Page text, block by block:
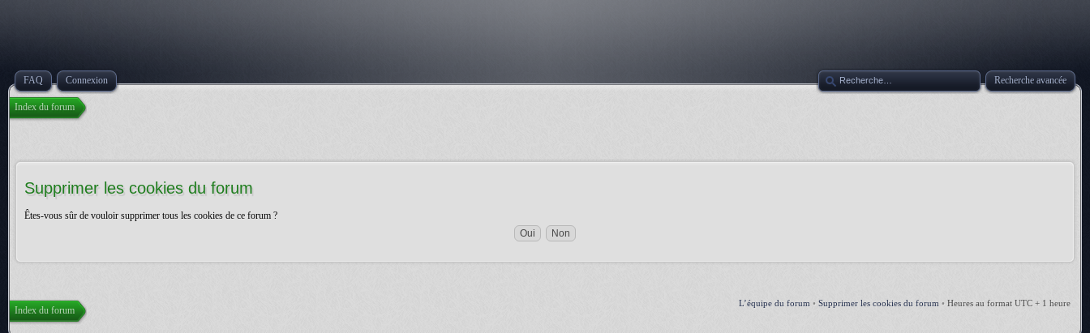
FAQ Connexion Recherche avancée
Index du forum
Supprimer les cookies du forum
Êtes-vous sûr de vouloir supprimer tous les cookies de ce forum ?
L’équipe du forum • Supprimer les cookies du forum • Heures au format UTC + 1 heure
Index du forum